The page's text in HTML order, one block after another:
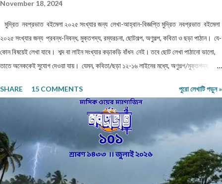
November 18, 2024
মুদ্রিত নবপ্রভাত বইমেলা ২০২৫ সংখ্যার জন্য লেখা-আহ্বান-বিজ্ঞপ্তি মুদ্রিত নবপ্রভাত বইমেলা
২০২৫ সংখ্যার জন্য প্রবন্ধ-নিবন্ধ, মুক্তগদ্য, রম্যরচনা, ছোটগল্প, অণুগল্প, কবিতা ও ছড়া পাঠান। যে-
কোন বিষয়েই লেখা যাবে। শব্দ বা লাইন সংখ্যার কড়াকড়ি বাঁধন নেই। তবে ছোট লেখা পাঠানো ভালো,
তাতে অনেককেই সুযোগ দেওয়া যায়। যেমন, কবিতা/ছড়া ১২-১৬ লাইনের মধ্যে, অণুগল্প/মুক্তগদ্য
বাঁধন 'অবশ্যমান্য' নয়। সম্পূর্ণ অপ্রকাশিত লেখা পাঠাতে হবে। মনোনয়নের সুবিধার্থে একাধিক লেখা
পাঠানো ভালো। তবে একই মেলেই দেবেন। একজন ব্যক্তি একান্ত প্রয়োজন ছাড়া একাধিক মেল করবেন
না। লেখা মেলবডিতে টাইপ বা পেস্ট করে পাঠাবেন। word ফাইলে পাঠানো যেতে পারে। লেখার সঙ্গে
দেবেন নিজের নাম, ঠিকানা এবং ফোন ও whatsapp নম্বর। (ছবি দেওয়ার দরকার নেই।) ১) মেলের
সাবজেক্ট লাইনে লিখবেন 'মুদ্রিত নবপ্রভাত বইমেলা সংখ্যা ২০২৬-এর জন্য'। ২) বানানের দিকে বিশেষ
নজর দেবেন। ৩) য...
SHARE 15 COMMENTS পুরো লেখাটি পড়ুন »